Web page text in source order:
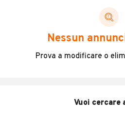
BUONE CONDIZIONI GENERALI,
INFORMAZIONI
Nessun
Prova a modificare o
Vuoi cercare